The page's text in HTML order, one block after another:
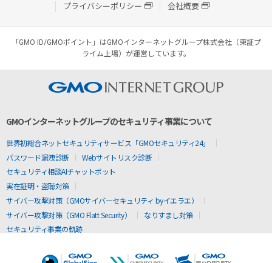
プライバシーポリシー
会社概要
「GMO ID/GMOポイント」はGMOインターネットグループ株式会社（東証プ
ライム上場）が運営しています。
GMOインターネットグループのセキュリティ事業について
世界初総合ネットセキュリティサービス「GMOセキュリティ24」
パスワード漏洩診断
Webサイトリスク診断
セキュリティ相談AIチャットボット
実在証明・盗聴対策
サイバー攻撃対策（GMOサイバーセキュリティ byイエラエ）
サイバー攻撃対策（GMO Flatt Security）
なりすまし対策
セキュリティ事業の軌跡